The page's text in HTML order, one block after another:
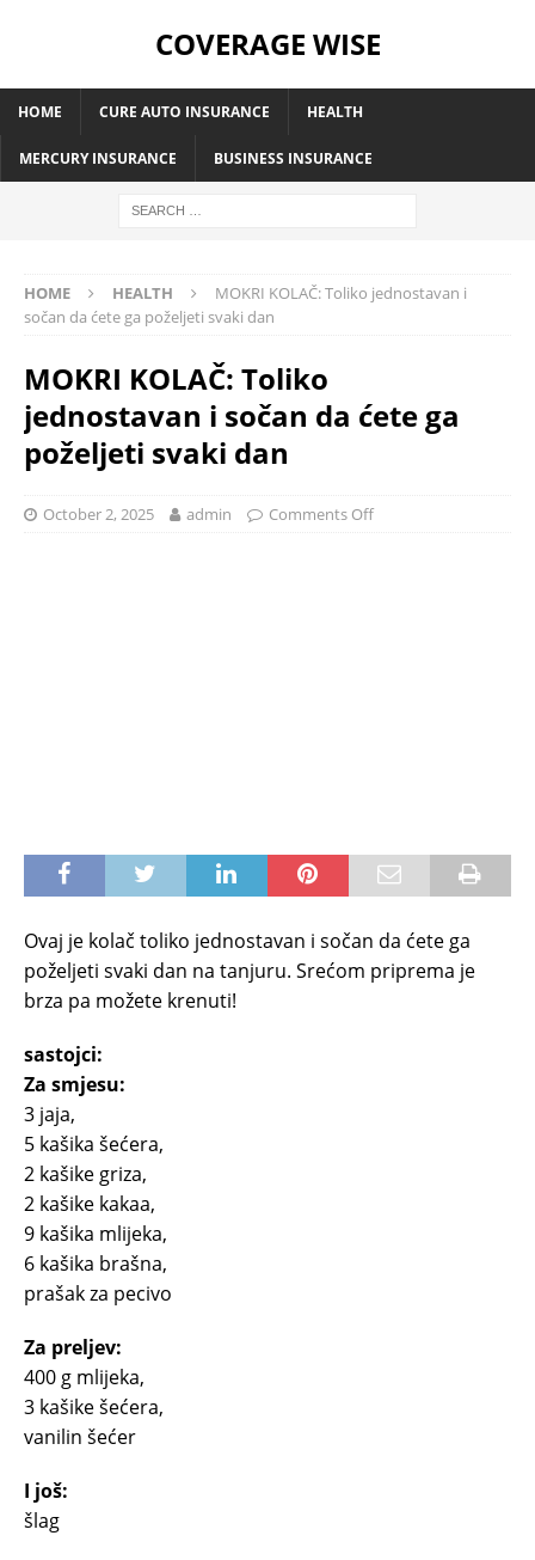
COVERAGE WISE
HOME CURE AUTO INSURANCE HEALTH
MERCURY INSURANCE BUSINESS INSURANCE
HOME HEALTH
MOKRI KOLAČ: Toliko jednostavan i
sočan da ćete ga poželjeti svaki dan
MOKRI KOLAČ: Toliko
jednostavan i sočan da ćete ga
poželjeti svaki dan
October 2, 2025 admin Comments Off
Ovaj je kolač toliko jednostavan i sočan da ćete ga
poželjeti svaki dan na tanjuru. Srećom priprema je
brza pa možete krenuti!
sastojci:
Za smjesu:
3 jaja,
5 kašika šećera,
2 kašike griza,
2 kašike kakaa,
9 kašika mlijeka,
6 kašika brašna,
prašak za pecivo
Za preljev:
400 g mlijeka,
3 kašike šećera,
vanilin šećer
I još:
šlag